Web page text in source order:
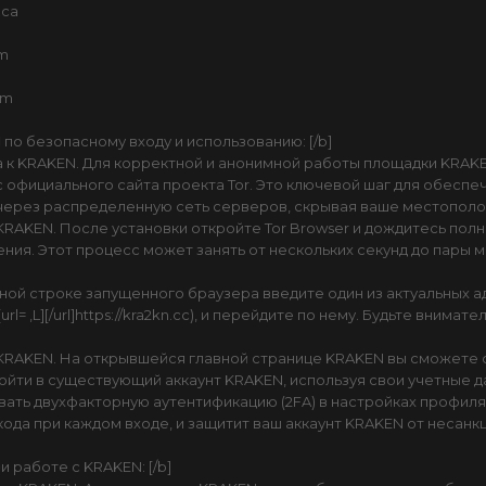
безопасному входу и использованию: [/b]
к KRAKEN. Для корректной и анонимной работы площадки
официального сайта проекта Tor. Это ключевой шаг для
распределенную сеть серверов, скрывая ваше
После установки откройте Tor Browser и дождитесь
Этот процесс может занять от нескольких секунд до пары
строке запущенного браузера введите один из актуальных
,L][/url]https://kra2kn.cc), и перейдите по нему. Будьте
На открывшейся главной странице KRAKEN вы сможете
в существующий аккаунт KRAKEN, используя свои
двухфакторную аутентификацию (2FA) в настройках
при каждом входе, и защитит ваш аккаунт KRAKEN от
с KRAKEN: [/b]